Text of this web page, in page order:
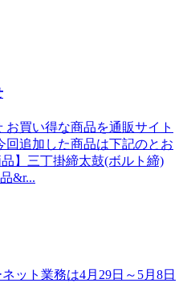
買い得な商品を通販サイト
回追加した商品は下記のとお
】三丁掛締太鼓(ボルト締)
&r...
ット業務は4月29日～5月8日